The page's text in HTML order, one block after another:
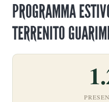
PROGRAMMA
TERRENITO